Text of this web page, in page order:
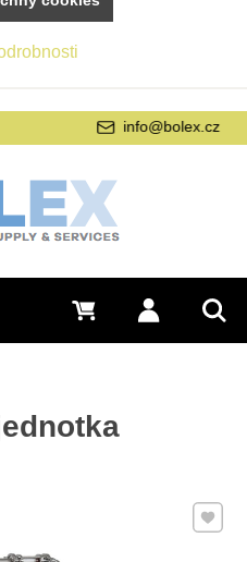
Přihlásit se
0 Kč
Přidat